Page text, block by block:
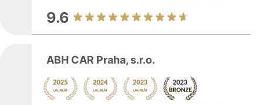
9.6
ABH CAR Praha, s.r.o.